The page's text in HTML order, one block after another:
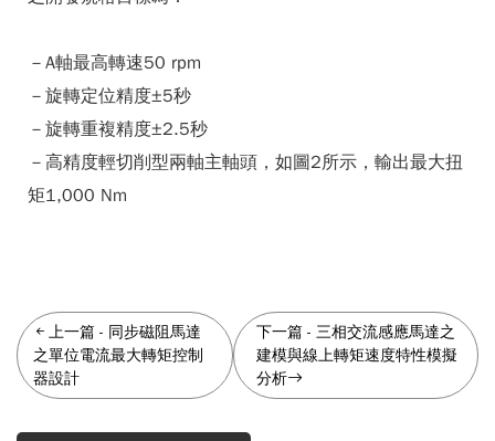
－A軸最高轉速50 rpm
－旋轉定位精度±5秒
－旋轉重複精度±2.5秒
－高精度輕切削型兩軸主軸頭，如圖2所示，輸出最大扭
矩1,000 Nm
上一篇 - 同步磁阻馬達
之單位電流最大轉矩控制
器設計
下一篇 -三相交流感應馬達之
建模與線上轉矩速度特性模擬
分析